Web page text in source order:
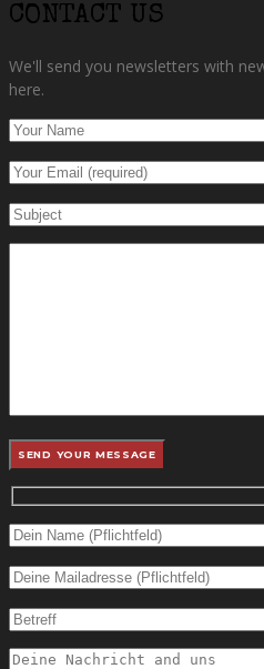
CONTACT US
We'll send you newsletters with
here.